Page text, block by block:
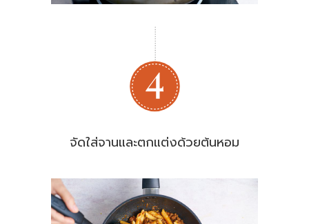
จัดใส่จานและตกแต่งด้วยต้นหอม